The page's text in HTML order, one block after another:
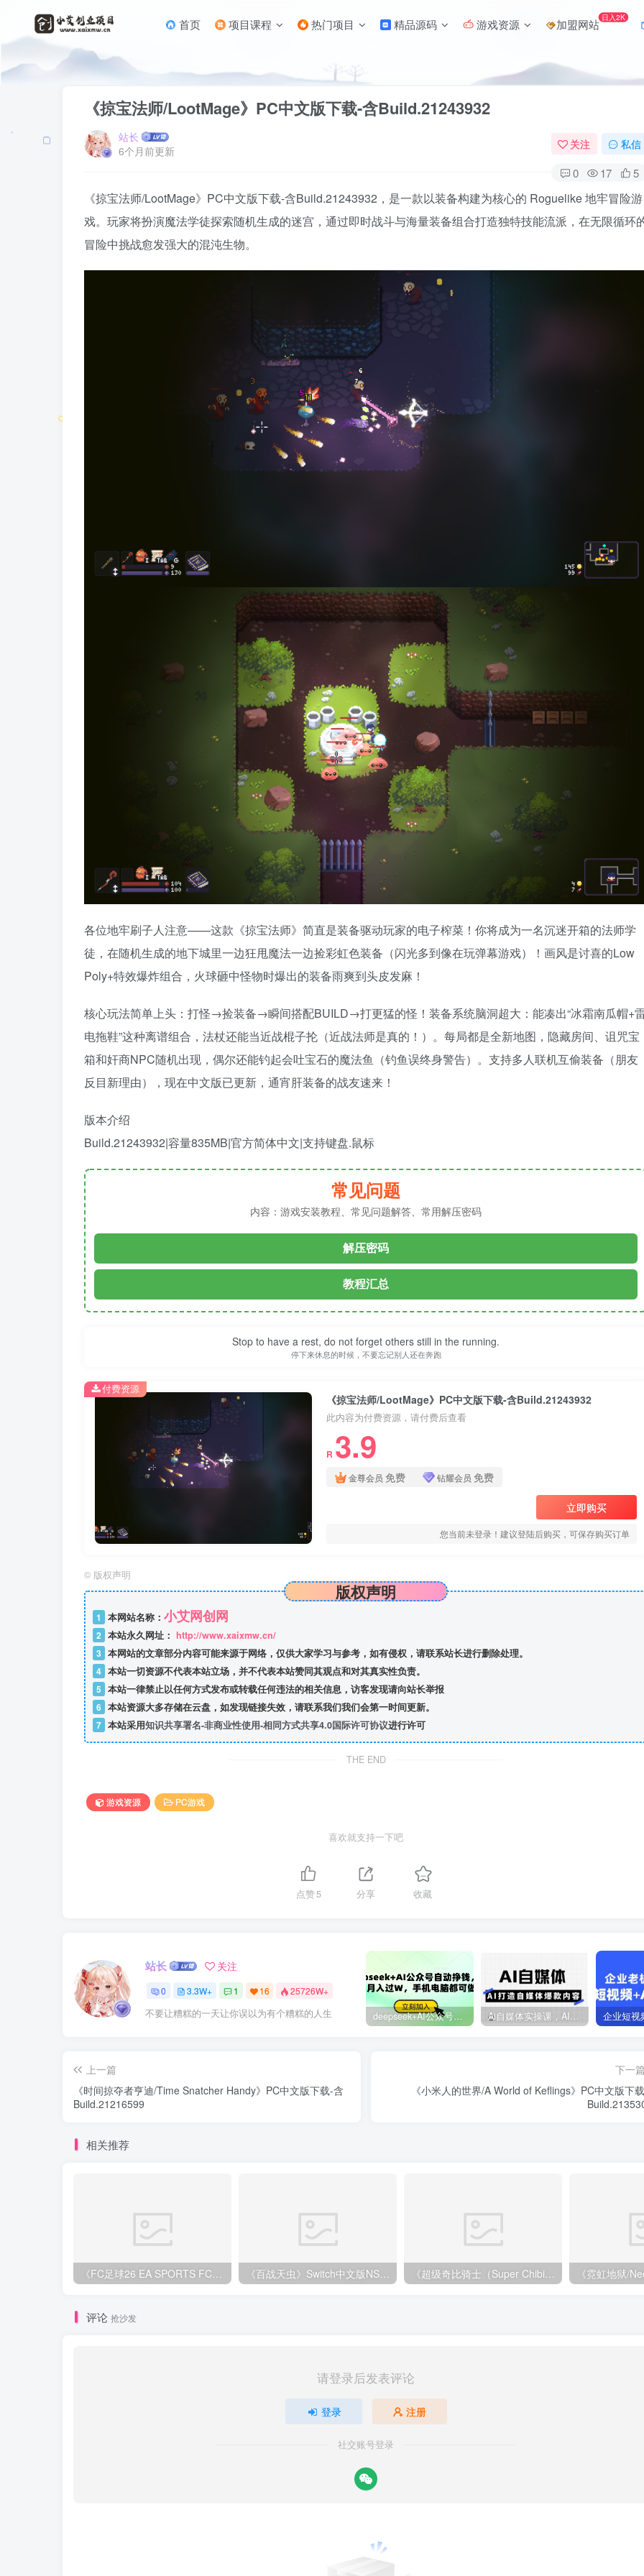
首页 项目课程 热门项目 精品源码 游戏资源 加盟网站 日入2K
首页 PC游戏 正文
《掠宝法师/LootMage》PC中文版下载-含Build.21243932
站长
6个月前更新
关注 私信
0 17 5
《掠宝法师/LootMage》PC中文版下载-含Build.21243932，是一款以装备构建为核心的 Roguelike 地牢冒险游
戏。玩家将扮演魔法学徒探索随机生成的迷宫，通过即时战斗与海量装备组合打造独特技能流派，在无限循环
冒险中挑战愈发强大的混沌生物。
各位地牢刷子人注意——这款《掠宝法师》简直是装备驱动玩家的电子榨菜！你将成为一名沉迷开箱的法师学
徒，在随机生成的地下城里一边狂甩魔法一边捡彩虹色装备（闪光多到像在玩弹幕游戏）！画风是讨喜的Low
Poly+特效爆炸组合，火球砸中怪物时爆出的装备雨爽到头皮发麻！
核心玩法简单上头：打怪→捡装备→瞬间搭配BUILD→打更猛的怪！装备系统脑洞超大：能凑出“冰霜南瓜帽+
电拖鞋”这种离谱组合，法杖还能当近战棍子抡（近战法师是真的！）。每局都是全新地图，隐藏房间、诅咒宝
箱和奸商NPC随机出现，偶尔还能钓起会吐宝石的魔法鱼（钓鱼误终身警告）。支持多人联机互偷装备（朋友
反目新理由），现在中文版已更新，通宵肝装备的战友速来！
版本介绍
Build.21243932|容量835MB|官方简体中文|支持键盘.鼠标
常见问题
内容：游戏安装教程、常见问题解答、常用解压密码
解压密码
教程汇总
Stop to have a rest, do not forget others still in the running.
停下来休息的时候，不要忘记别人还在奔跑
《掠宝法师/LootMage》PC中文版下载-含Build.21243932
此内容为付费资源，请付费后查看
R 3.9
金尊会员 免费 钻耀会员 免费
立即购买
您当前未登录！建议登陆后购买，可保存购买订单
付费资源
© 版权声明
版权声明
1 本网站名称： 小艾网创网
2 本站永久网址： http://www.xaixmw.cn/
3 本网站的文章部分内容可能来源于网络，仅供大家学习与参考，如有侵权，请联系站长进行删除处理。
4 本站一切资源不代表本站立场，并不代表本站赞同其观点和对其真实性负责。
5 本站一律禁止以任何方式发布或转载任何违法的相关信息，访客发现请向站长举报
6 本站资源大多存储在云盘，如发现链接失效，请联系我们我们会第一时间更新。
7 本站采用知识共享署名-非商业性使用-相同方式共享4.0国际许可协议进行许可
THE END
游戏资源 PC游戏
喜欢就支持一下吧
点赞5 分享 收藏
站长 关注
0 3.3W+ 1 16 25726W+
不要让糟糕的一天让你误以为有个糟糕的人生 deepseek+AI公众号自动挣钱，轻松月入过W，手机电脑都可做 Ai自媒体实操课，AI打造自媒体爆款内容
上一篇
《时间掠夺者亨迪/Time Snatcher Handy》PC中文版下载-含
Build.21216599
下一
《小米人的世界/A World of Keflings》PC中文版下
相关推荐
《FC足球26 EA SPORTS FC 26》Switch中文版下载+1.82.4264补丁+1DLC 《百战天虫》Switch中文版NSP下载 《超级奇比骑士（Super Chibi Knight）》Build 21374224 [英文]
评论 抢沙发
请登录后发表评论
登录 注册
社交账号登录